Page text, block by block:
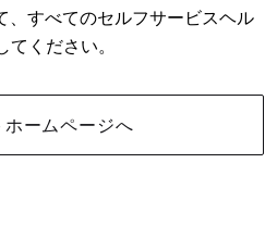
、すべてのセルフサービスヘル
ください。
ホームページへ